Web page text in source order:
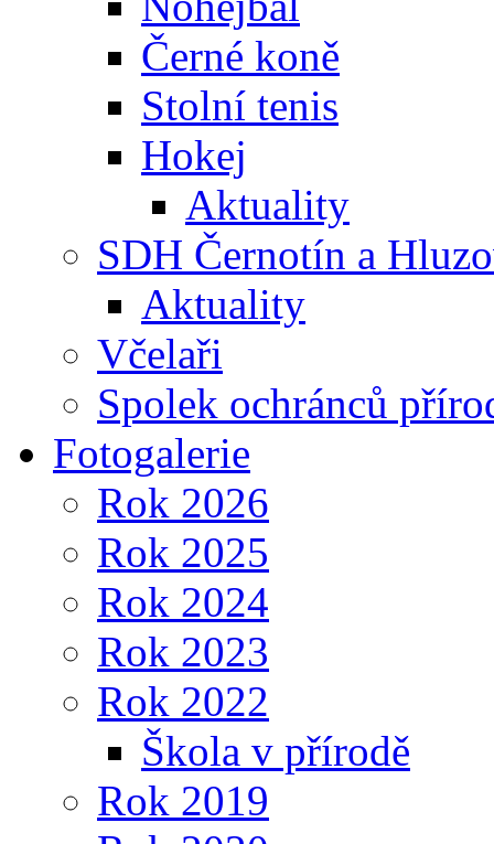
Černé koně
Stolní tenis
Hokej
Aktuality
SDH Černotín a
Aktuality
Včelaři
Spolek ochránců
Fotogalerie
Rok 2026
Rok 2025
Rok 2024
Rok 2023
Rok 2022
Škola v přírodě
Rok 2019